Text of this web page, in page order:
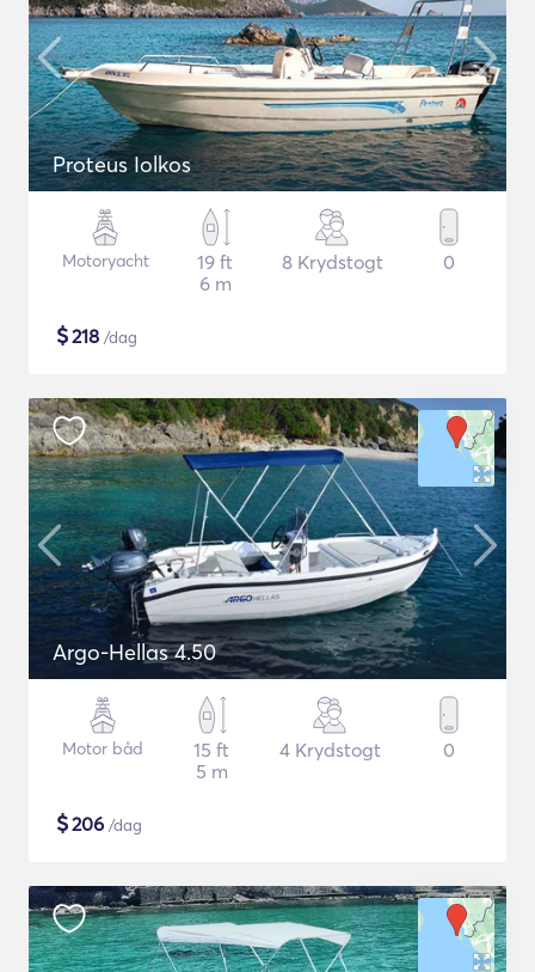
Proteus Iolkos
Motoryacht
19 ft
6 m
8 Krydstogt 0
$218 /dag
Argo-Hellas 4.50
Motor båd
15 ft
5 m
4 Krydstogt 0
$206 /dag